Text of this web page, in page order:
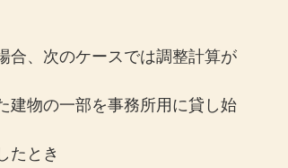
合、次のケースでは調整計算が
建物の一部を事務所用に貸し始
たとき